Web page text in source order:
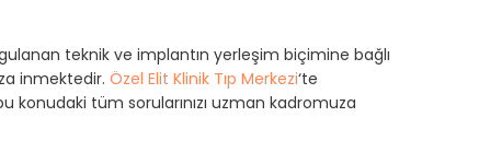
teknik ve implantın yerleşim biçimine bağlı
inmektedir. Özel Elit Klinik Tıp Merkezi‘te
konudaki tüm sorularınızı uzman kadromuza